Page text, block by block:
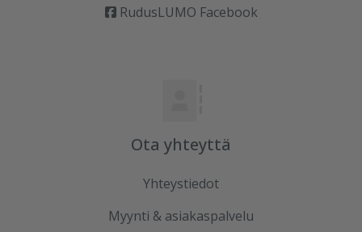
RudusLUMO Facebook
Ota yhteyttä
Yhteystiedot
Myynti & asiakaspalvelu